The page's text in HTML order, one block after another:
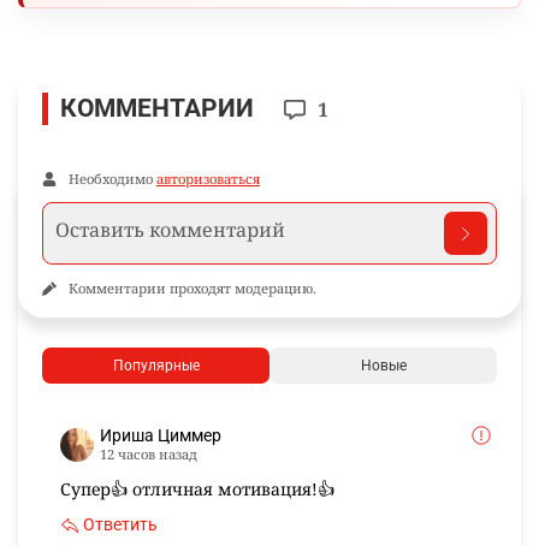
КОММЕНТАРИИ 1
Необходимо авторизоваться
Комментарии проходят модерацию.
Популярные Новые
Ириша Циммер
12 часов назад
Супер👍 отличная мотивация!👍
Ответить